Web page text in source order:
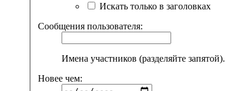
Искать только в заголовках
Сообщения пользователя:
Имена участников (разделяйте запятой).
Новее чем: